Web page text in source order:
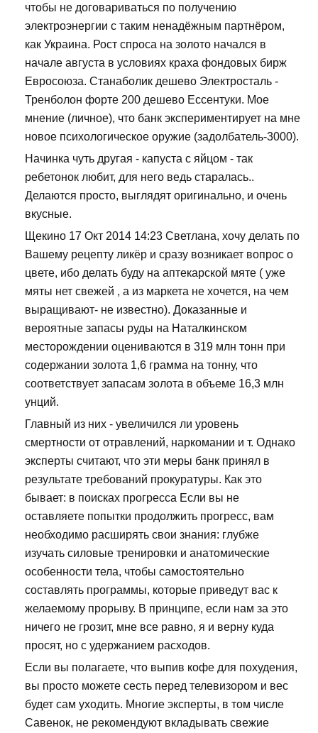
чтобы не договариваться по получению
электроэнергии с таким ненадёжным партнёром,
как Украина. Рост спроса на золото начался в
начале августа в условиях краха фондовых бирж
Евросоюза. Станаболик дешево Электросталь -
Тренболон форте 200 дешево Ессентуки. Мое
мнение (личное), что банк экспериментирует на мне
новое психологическое оружие (задолбатель-3000).
Начинка чуть другая - капуста с яйцом - так
ребетонок любит, для него ведь старалась..
Делаются просто, выглядят оригинально, и очень
вкусные.
Щекино 17 Окт 2014 14:23 Светлана, хочу делать по
Вашему рецепту ликёр и сразу возникает вопрос о
цвете, ибо делать буду на аптекарской мяте ( уже
мяты нет свежей , а из маркета не хочется, на чем
выращивают- не известно). Доказанные и
вероятные запасы руды на Наталкинском
месторождении оцениваются в 319 млн тонн при
содержании золота 1,6 грамма на тонну, что
соответствует запасам золота в объеме 16,3 млн
унций.
Главный из них - увеличился ли уровень
смертности от отравлений, наркомании и т. Однако
эксперты считают, что эти меры банк принял в
результате требований прокуратуры. Как это
бывает: в поисках прогресса Если вы не
оставляете попытки продолжить прогресс, вам
необходимо расширять свои знания: глубже
изучать силовые тренировки и анатомические
особенности тела, чтобы самостоятельно
составлять программы, которые приведут вас к
желаемому прорыву. В принципе, если нам за это
ничего не грозит, мне все равно, я и верну куда
просят, но с удержанием расходов.
Если вы полагаете, что выпив кофе для похудения,
вы просто можете сесть перед телевизором и вес
будет сам уходить. Многие эксперты, в том числе
Савенок, не рекомендуют вкладывать свежие